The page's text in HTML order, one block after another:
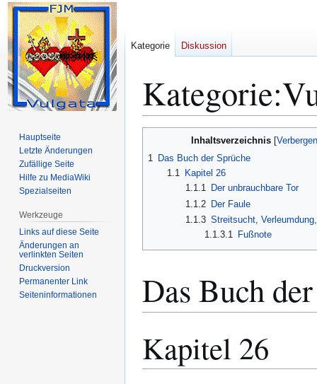
Kategorie:
Inhaltsverzeichnis
1 Das Buch der Sprüche
1.1
Kapitel 26
1.1.1 Der unbrauchbare Tor
1.1.2 Der Faule
1.1.3 Streitsucht,
1.1.3.1
Fußnote
Das Buch
Kapitel 26
Kategorie Diskussion
Hauptseite
Letzte Änderungen
Zufällige Seite
Hilfe zu MediaWiki
Spezialseiten
Werkzeuge
Links auf diese Seite
Änderungen an
verlinkten Seiten
Druckversion
Permanenter Link
Seiten­­informationen